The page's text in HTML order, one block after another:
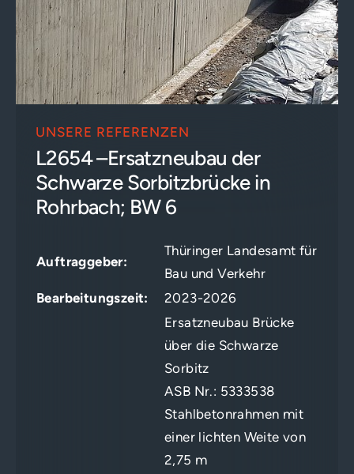
UNSERE REFERENZEN
L2654 –Ersatzneubau der
Schwarze Sorbitzbrücke in
Rohrbach; BW 6
Auftraggeber:
Thüringer Landesamt für
Bau und Verkehr
Bearbeitungszeit:
2023-2026
Ersatzneubau Brücke
über die Schwarze
Sorbitz
ASB Nr.: 5333538
Stahlbetonrahmen mit
einer lichten Weite von
2,75 m